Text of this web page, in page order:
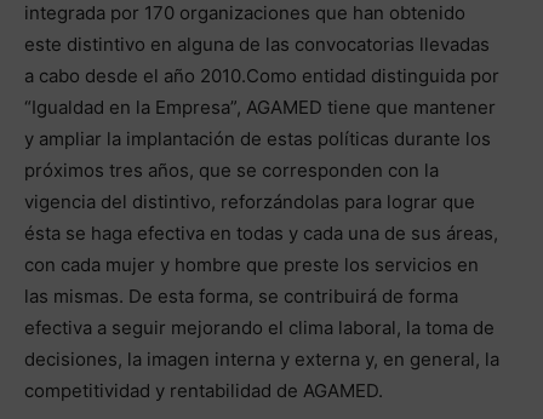
integrada por 170 organizaciones que han obtenido
este distintivo en alguna de las convocatorias llevadas
a cabo desde el año 2010.Como entidad distinguida por
“Igualdad en la Empresa”, AGAMED tiene que mantener
y ampliar la implantación de estas políticas durante los
próximos tres años, que se corresponden con la
vigencia del distintivo, reforzándolas para lograr que
ésta se haga efectiva en todas y cada una de sus áreas,
con cada mujer y hombre que preste los servicios en
las mismas. De esta forma, se contribuirá de forma
efectiva a seguir mejorando el clima laboral, la toma de
decisiones, la imagen interna y externa y, en general, la
competitividad y rentabilidad de AGAMED.